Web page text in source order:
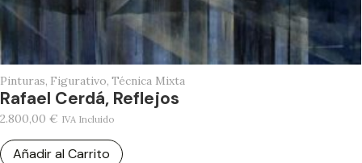
Pinturas, Figurativo, Técnica Mixta
Rafael Cerdá, Reflejos
2.800,00 € IVA Incluido
Añadir al Carrito